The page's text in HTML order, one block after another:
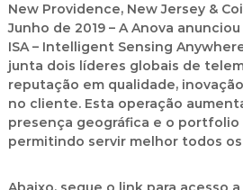
New Providence, New Jersey &
Junho de 2019 – A Anova
ISA – Intelligent Sensing
junta dois líderes globais de
reputação em qualidade,
no cliente. Esta operação
presença geográfica e o portfolio
permitindo servir melhor todos